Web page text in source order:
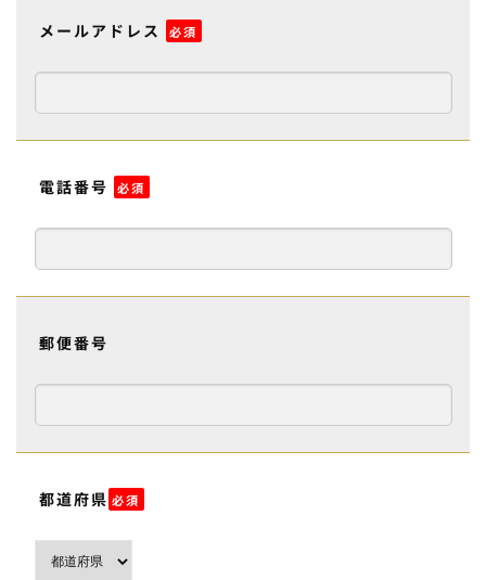
メールアドレス 必須
電話番号 必須
郵便番号
都道府県 必須